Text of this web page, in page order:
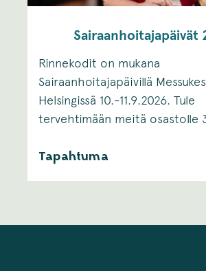
Sairaanhoitajapäivät
Rinnekodit on mukana
Sairaanhoitajapäivillä
Helsingissä 10.-11.9.2026. Tule
tervehtimään meitä osastolle
Tapahtuma